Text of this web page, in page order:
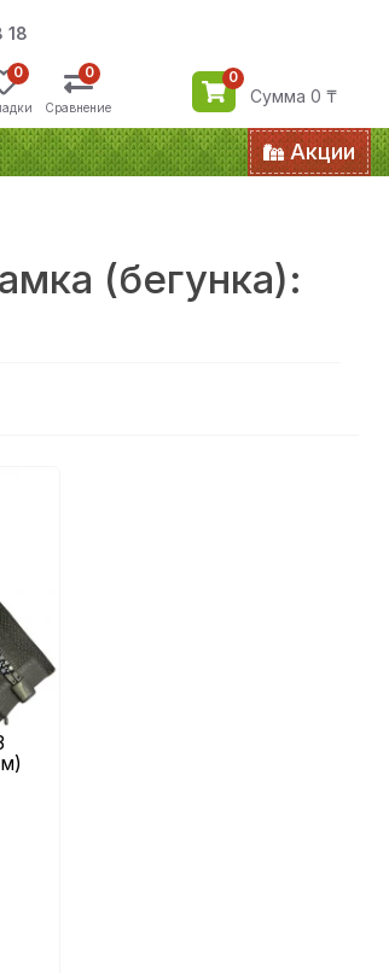
18
0
Сравнение
0 0
Сумма 0 ₸
Акции
(бегунка):